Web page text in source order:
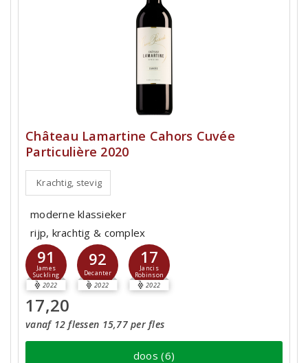
Château Lamartine Cahors Cuvée
Particulière 2020
Krachtig, stevig
moderne klassieker
rijp, krachtig & complex
91
James
Suckling
2022
92
Decanter
2022
17
Jancis
Robinson
2022
17,20
vanaf 12 flessen 15,77 per fles
doos (6)